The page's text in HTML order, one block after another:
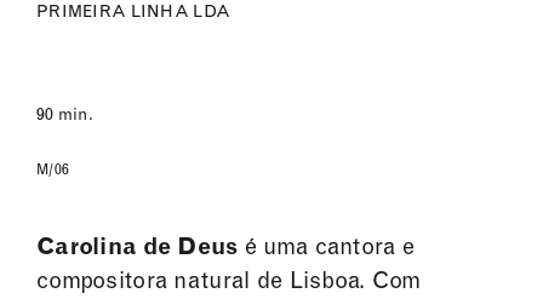
PRIMEIRA LINHA LDA
90 min.
M/06
Carolina de Deus é uma cantora e
compositora natural de Lisboa. Com